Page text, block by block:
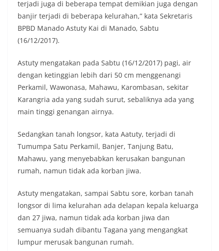
terjadi juga di beberapa tempat demikian juga dengan
banjir terjadi di beberapa kelurahan,” kata Sekretaris
BPBD Manado Astuty Kai di Manado, Sabtu
(16/12/2017).
Astuty mengatakan pada Sabtu (16/12/2017) pagi, air
dengan ketinggian lebih dari 50 cm menggenangi
Perkamil, Wawonasa, Mahawu, Karombasan, sekitar
Karangria ada yang sudah surut, sebaliknya ada yang
main tinggi genangan airnya.
Sedangkan tanah longsor, kata Aatuty, terjadi di
Tumumpa Satu Perkamil, Banjer, Tanjung Batu,
Mahawu, yang menyebabkan kerusakan bangunan
rumah, namun tidak ada korban jiwa.
Astuty mengatakan, sampai Sabtu sore, korban tanah
longsor di lima kelurahan ada delapan kepala keluarga
dan 27 jiwa, namun tidak ada korban jiwa dan
semuanya sudah dibantu Tagana yang mengangkat
lumpur merusak bangunan rumah.